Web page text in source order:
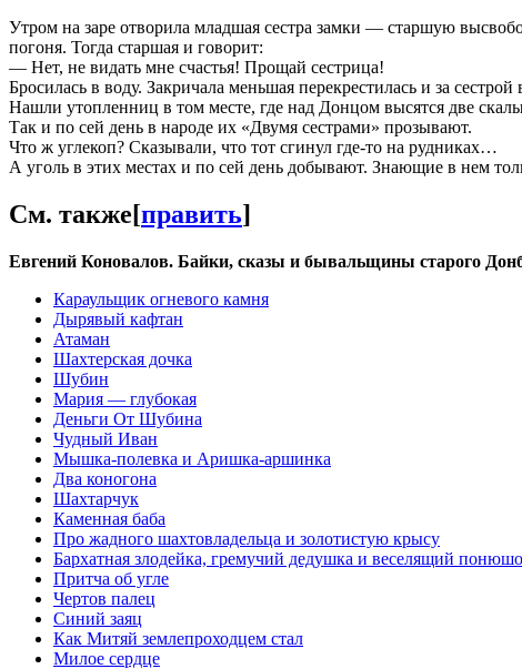
Утром на заре отворила младшая сестра замки — старшую
погоня. Тогда старшая и говорит:
— Нет, не видать мне счастья! Прощай сестрица!
Бросилась в воду. Закричала меньшая перекрестилась и за
Нашли утопленниц в том месте, где над Донцом высятся две
Так и по сей день в народе их «Двумя сестрами» прозывают.
Что ж углекоп? Сказывали, что тот сгинул где-то на рудниках…
А уголь в этих местах и по сей день добывают. Знающие в нем
См. также[править]
Евгений Коновалов. Байки, сказы и бывальщины старого
Караульщик огневого камня
Дырявый кафтан
Атаман
Шахтерская дочка
Шубин
Мария — глубокая‎
Деньги От Шубина
Чудный Иван
Мышка-полевка и Аришка-аршинка
Два коногона
Шахтарчук
Каменная баба
Про жадного шахтовладельца и золотистую крысу
Бархатная злодейка, гремучий дедушка и веселящий
Притча об угле
Чертов палец
Синий заяц
Как Митяй землепроходцем стал‎
Милое сердце